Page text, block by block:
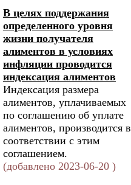
В целях поддержания
определенного уровня
жизни получателя
алиментов в условиях
инфляции проводится
индексация алиментов
Индексация размера
алиментов, уплачиваемых
по соглашению об уплате
алиментов, производится в
соответствии с этим
соглашением.
(добавлено 2023-06-20 )